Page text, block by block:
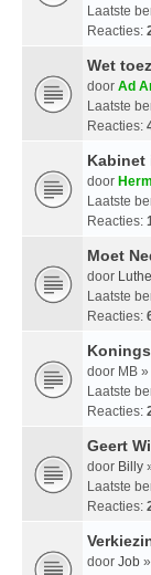
Laatste
Reacties:
Wet
door Ad
Laatste
Reacties:
Kabinet
door
Laatste
Reacties:
Moet
door
Laatste
Reacties:
door MB »
Laatste
Reacties:
Geert
door Billy
Laatste
Reacties:
door Job